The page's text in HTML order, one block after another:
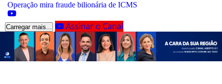
Operação mira fraude bilionária de ICMS
Carregar mais... Assinar o Canal